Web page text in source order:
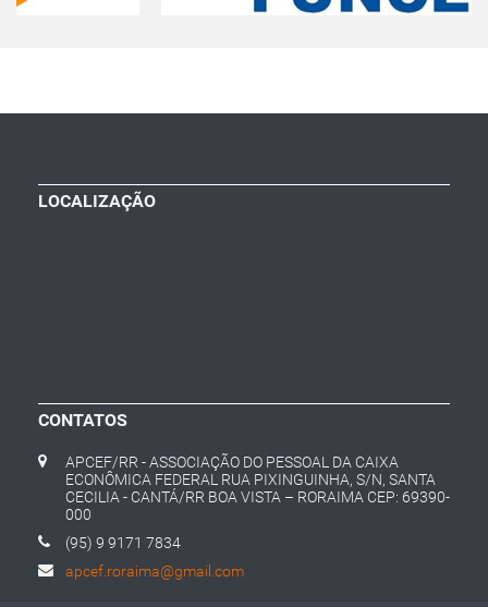
LOCALIZAÇÃO
CONTATOS
APCEF/RR - ASSOCIAÇÃO DO PESSOAL DA CAIXA
ECONÔMICA FEDERAL RUA PIXINGUINHA, S/N, SANTA
CECILIA - CANTÁ/RR BOA VISTA – RORAIMA CEP: 69390-
000
(95) 9 9171 7834
apcef.roraima@gmail.com